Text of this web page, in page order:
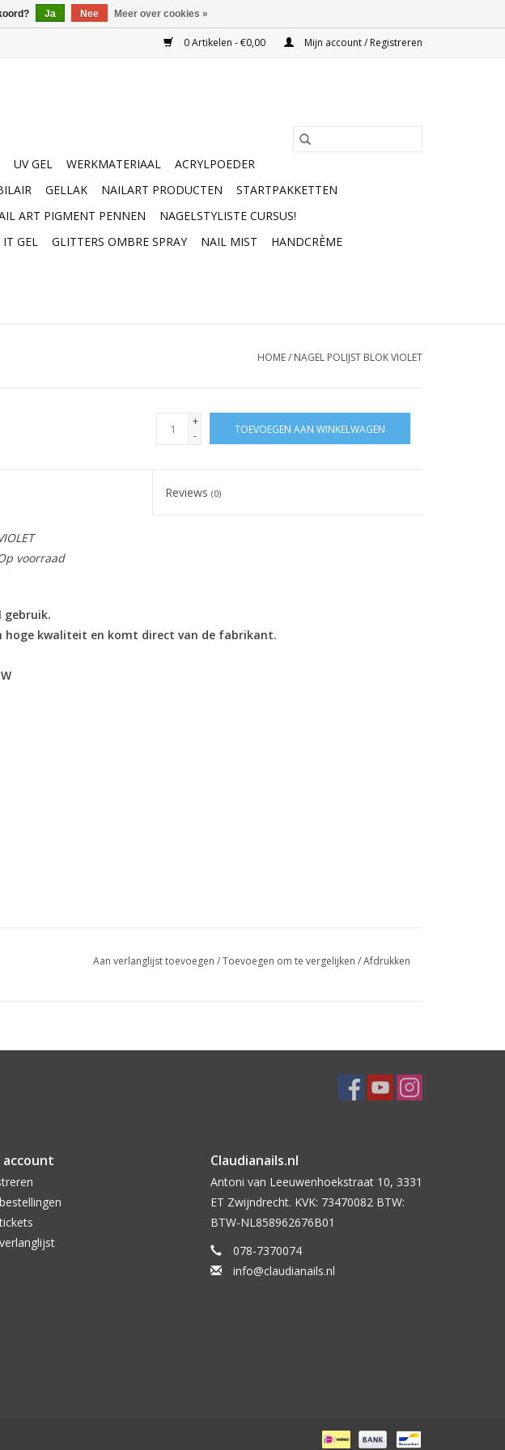
0 Artikelen - €0,00 Mijn account / Registreren
UV GEL WERKMATERIAAL
ACRYLPOEDER
GELLAK NAILART PRODUCTEN
STARTPAKKETTEN
ART PIGMENT PENNEN
NAGELSTYLISTE CURSUS!
GEL GLITTERS OMBRE SPRAY NAIL MIST HANDCRÈME
HOME/ NAGEL POLIJST BLOK VIOLET
+
-
TOEVOEGEN AAN WINKELWAGEN
Reviews(0)
voorraad
gebruik.
hoge kwaliteit en komt direct van de fabrikant.
Aan verlanglijst toevoegen /Toevoegen om te vergelijken /Afdrukken
account Claudianails.nl
Antoni van Leeuwenhoekstraat 10, 3331
ET Zwijndrecht. KVK: 73470082 BTW:
BTW-NL858962676B01
078-7370074
info@claudianails.nl
Ja Nee Meer over cookies »